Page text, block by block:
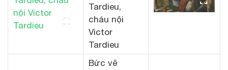
Tardieu,
cháu nội
Victor
Tardieu
Bức vẽ